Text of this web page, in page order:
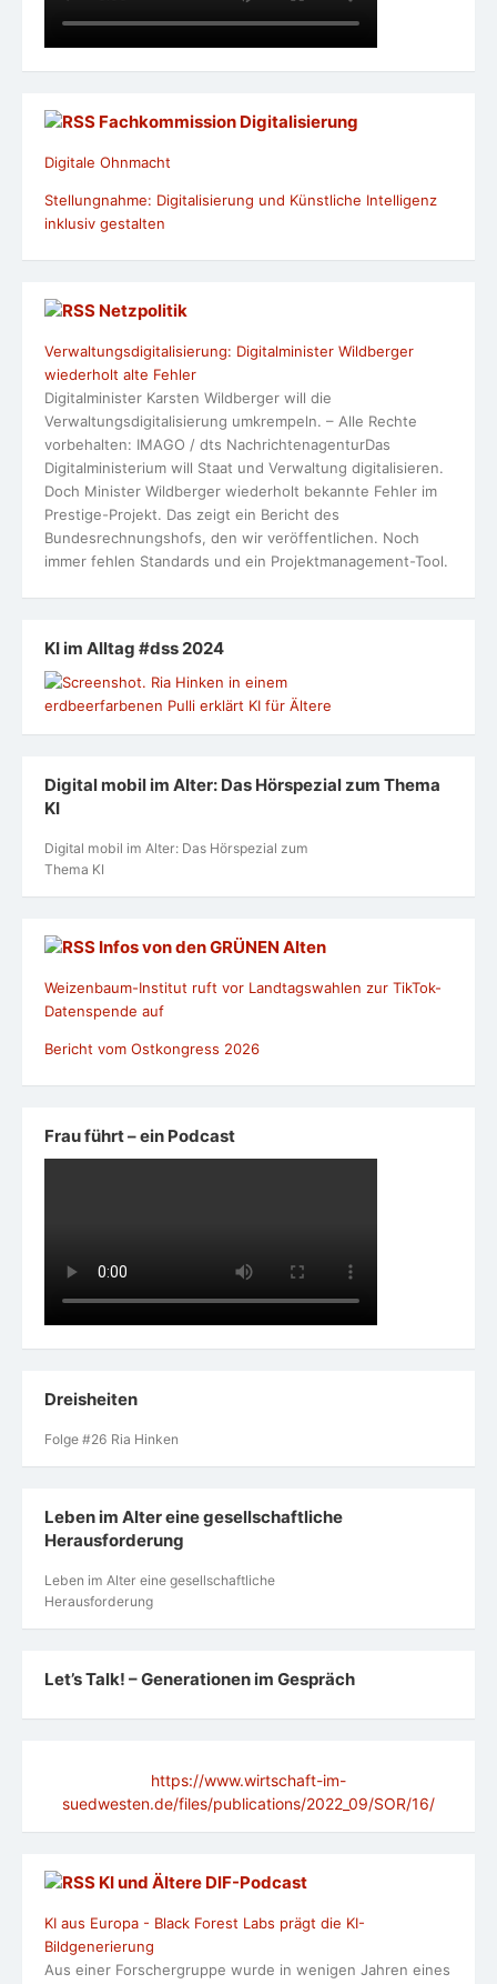
Fachkommission Digitalisierung
Digitale Ohnmacht
Stellungnahme: Digitalisierung und Künstliche Intelligenz
inklusiv gestalten
Netzpolitik
Verwaltungsdigitalisierung: Digitalminister Wildberger
wiederholt alte Fehler
Digitalminister Karsten Wildberger will die
Verwaltungsdigitalisierung umkrempeln. – Alle Rechte
vorbehalten: IMAGO / dts NachrichtenagenturDas
Digitalministerium will Staat und Verwaltung digitalisieren.
Doch Minister Wildberger wiederholt bekannte Fehler im
Prestige-Projekt. Das zeigt ein Bericht des
Bundesrechnungshofs, den wir veröffentlichen. Noch
immer fehlen Standards und ein Projektmanagement-Tool.
KI im Alltag #dss 2024
Digital mobil im Alter: Das Hörspezial zum Thema
KI
Digital mobil im Alter: Das Hörspezial zum
Thema KI
Infos von den GRÜNEN Alten
Weizenbaum-Institut ruft vor Landtagswahlen zur TikTok-
Datenspende auf
Bericht vom Ostkongress 2026
Frau führt – ein Podcast
Dreisheiten
Folge #26 Ria Hinken
Leben im Alter eine gesellschaftliche
Herausforderung
Leben im Alter eine gesellschaftliche
Herausforderung
Let’s Talk! – Generationen im Gespräch
https://www.wirtschaft-im-
suedwesten.de/files/publications/2022_09/SOR/16/
KI und Ältere DlF-Podcast
KI aus Europa - Black Forest Labs prägt die KI-
Bildgenerierung
Aus einer Forschergruppe wurde in wenigen Jahren eines